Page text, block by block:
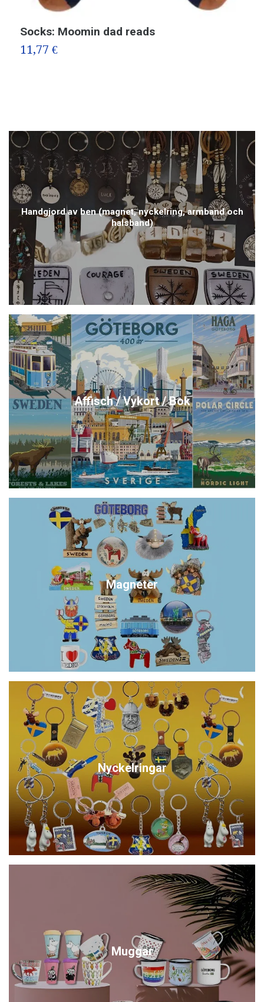
Handgjord av ben (magnet, nyckelring, armband och
halsband)
Affisch / Vykort / Bok
Magneter
Nyckelringar
Muggar
Socks: Moomin dad reads
11,77 €